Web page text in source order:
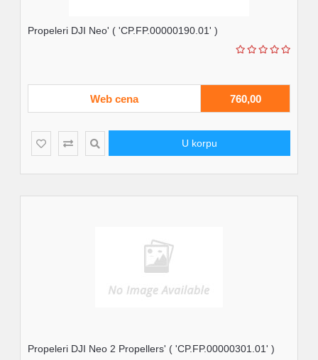
Propeleri DJI Neo' ( 'CP.FP.00000190.01' )
Web cena 760,00
U korpu
Propeleri DJI Neo 2 Propellers' ( 'CP.FP.00000301.01' )